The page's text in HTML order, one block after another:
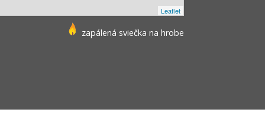
Leaflet
zapálená sviečka na hrobe